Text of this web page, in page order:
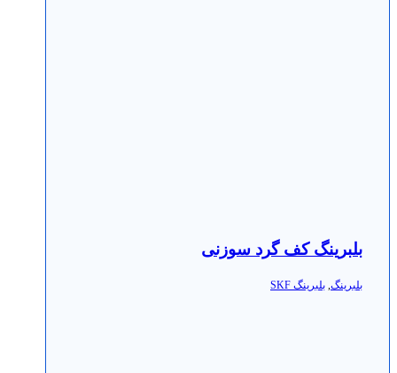
بلبرینگ کف گرد سوزنی
بلبرینگ بلبرینگ SKF